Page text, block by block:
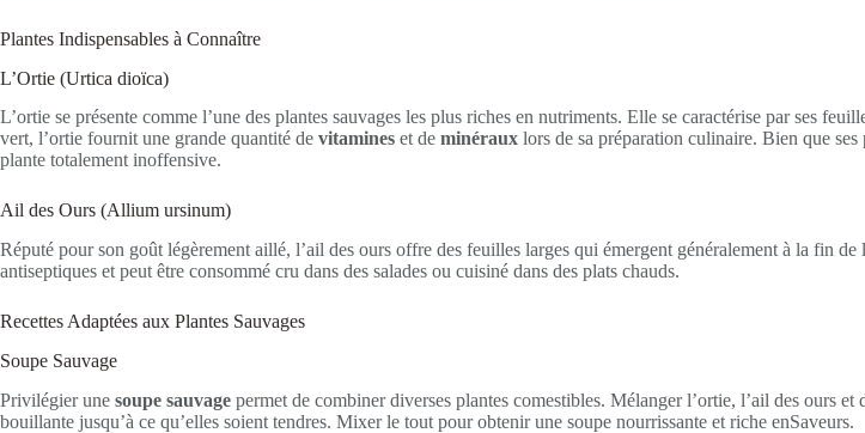
Plantes Indispensables à Connaître
L’Ortie (Urtica dioïca)
L’ortie se présente comme l’une des plantes sauvages les plus riches en nutriments. Elle se caractérise par ses
vert, l’ortie fournit une grande quantité de vitamines et de minéraux lors de sa préparation culinaire. Bien que
plante totalement inoffensive.
Ail des Ours (Allium ursinum)
Réputé pour son goût légèrement aillé, l’ail des ours offre des feuilles larges qui émergent généralement à la fin
antiseptiques et peut être consommé cru dans des salades ou cuisiné dans des plats chauds.
Recettes Adaptées aux Plantes Sauvages
Soupe Sauvage
Privilégier une soupe sauvage permet de combiner diverses plantes comestibles. Mélanger l’ortie, l’ail des ours
bouillante jusqu’à ce qu’elles soient tendres. Mixer le tout pour obtenir une soupe nourrissante et riche enSaveurs.